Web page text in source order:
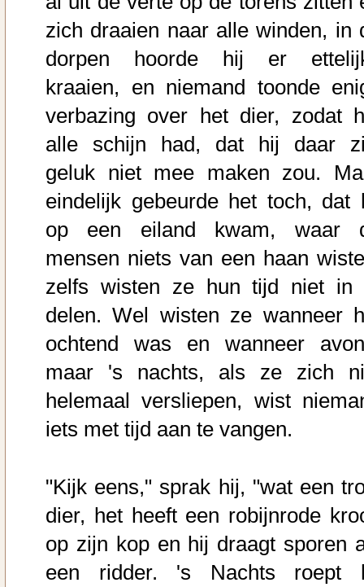
zich draaien naar alle winden, in
dorpen hoorde hij er
kraaien, en niemand toonde
verbazing over het dier, zodat
alle schijn had, dat hij daar
geluk niet mee maken zou.
eindelijk gebeurde het toch, dat
op een eiland kwam, waar
mensen niets van een haan
zelfs wisten ze hun tijd niet in
delen. Wel wisten ze wanneer
ochtend was en wanneer
maar 's nachts, als ze zich
helemaal versliepen, wist
iets met tijd aan te vangen.
"Kijk eens," sprak hij, "wat een
dier, het heeft een robijnrode
op zijn kop en hij draagt sporen
een ridder. 's Nachts roept